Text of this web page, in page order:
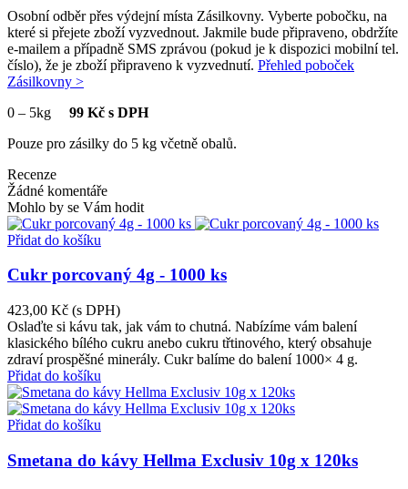
Osobní odběr přes výdejní místa Zásilkovny. Vyberte pobočku, na
které si přejete zboží vyzvednout. Jakmile bude připraveno, obdržíte
e-mailem a případně SMS zprávou (pokud je k dispozici mobilní tel.
číslo), že je zboží připraveno k vyzvednutí. Přehled poboček
Zásilkovny >
0 – 5kg 99 Kč s DPH
Pouze pro zásilky do 5 kg včetně obalů.
Recenze
Žádné komentáře
Mohlo by se Vám hodit
Přidat do košíku
Cukr porcovaný 4g - 1000 ks
423,00 Kč (s DPH)
Oslaďte si kávu tak, jak vám to chutná. Nabízíme vám balení
klasického bílého cukru anebo cukru třtinového, který obsahuje
zdraví prospěšné minerály. Cukr balíme do balení 1000× 4 g.
Přidat do košíku
Přidat do košíku
Smetana do kávy Hellma Exclusiv 10g x 120ks